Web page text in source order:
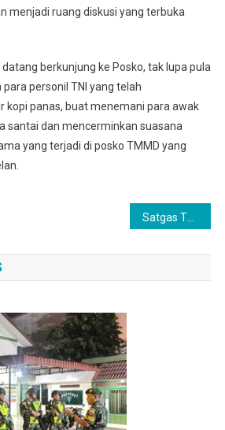
menjadi ruang diskusi yang terbuka
berkunjung ke Posko, tak lupa pula
personil TNI yang telah
kopi panas, buat menemani para awak
santai dan mencerminkan suasana
yang terjadi di posko TMMD yang
Satgas TMMD 124 Sholat Jum’at Bersama Masyarakat Sekitar